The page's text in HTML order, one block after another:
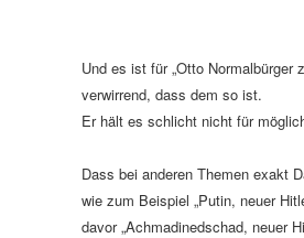
Und es ist für „Otto Normalbürger
verwirrend, dass dem so ist.
Er hält es schlicht nicht für
Dass bei anderen Themen exakt
wie zum Beispiel „Putin, neuer
davor „Achmadinedschad, neuer